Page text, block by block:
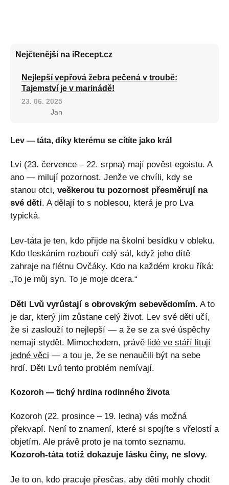
Nejčtenější na iRecept.cz
Nejlepší vepřová žebra pečená v troubě:
Tajemství je v marinádě!
23. 06. 2025
Jan
Lev — táta, díky kterému se cítíte jako král
Lvi (23. července – 22. srpna) mají pověst egoistu. A
ano — milují pozornost. Jenže ve chvíli, kdy se
stanou otci, veškerou tu pozornost přesměrují na
své děti. A dělají to s noblesou, která je pro Lva
typická.
Lev-táta je ten, kdo přijde na školní besídku v obleku.
Kdo tleskáním rozbouří celý sál, když jeho dítě
zahraje na flétnu Ovčáky. Kdo na každém kroku říká:
„To je můj syn. To je moje dcera.“
Děti Lvů vyrůstají s obrovským sebevědomím. A to
je dar, který jim zůstane celý život. Lev své děti učí,
že si zaslouží to nejlepší — a že se za své úspěchy
nemají stydět. Mimochodem, právě lidé ve stáří litují
jedné věci — a tou je, že se nenaučili být na sebe
hrdí. Děti Lvů tento problém nemívají.
Kozoroh — tichý hrdina rodinného života
Kozoroh (22. prosince – 19. ledna) vás možná
překvapí. Není to znamení, které si spojíte s vřelostí a
objetím. Ale právě proto je na tomto seznamu.
Kozoroh-táta totiž dokazuje lásku činy, ne slovy.
Je to on, kdo pracuje přesčas, aby děti mohly chodit